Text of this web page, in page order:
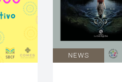
NEWS